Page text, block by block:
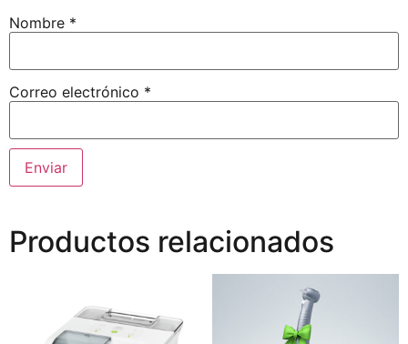
Nombre *
Correo electrónico *
Productos relacionados